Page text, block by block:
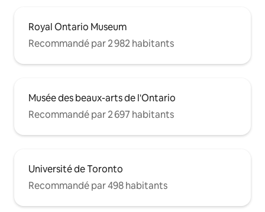
Royal Ontario Museum
Recommandé par 2 982 habitants
Musée des beaux-arts de l'Ontario
Recommandé par 2 697 habitants
Université de Toronto
Recommandé par 498 habitants